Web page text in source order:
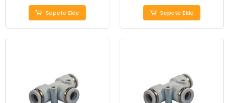
Sepete Ekle Sepete Ekle